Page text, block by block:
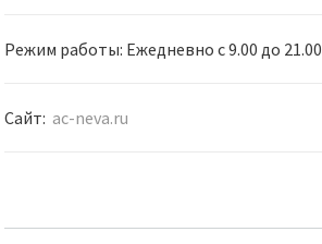
Режим работы: Ежедневно с 9.00 до 21.00
Сайт: ac-neva.ru